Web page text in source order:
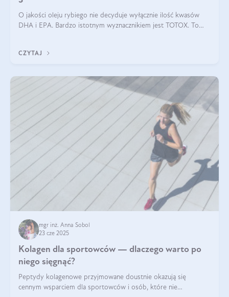
O jakości oleju rybiego nie decyduje wyłącznie ilość kwasów
DHA i EPA. Bardzo istotnym wyznacznikiem jest TOTOX. To
CZYTAJ
mgr inż. Anna Sobol
23 cze 2025
Kolagen dla sportowców — dlaczego warto po
niego sięgnąć?
Peptydy kolagenowe przyjmowane doustnie okazują się
cennym wsparciem dla sportowców i osób, które nie